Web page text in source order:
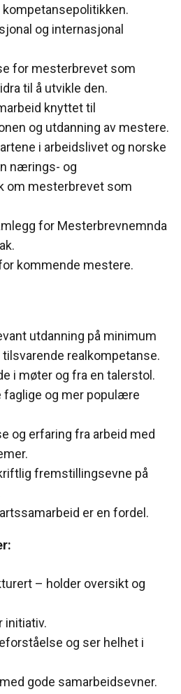
og internasjonal
for mesterbrevet som
til å utvikle den.
knyttet til
og utdanning av mestere.
i arbeidslivet og norske
nærings- og
om mesterbrevet som
for Mesterbrevnemnda
kommende mestere.
utdanning på minimum
realkompetanse.
i møter og fra en talerstol.
faglige og mer populære
og erfaring fra arbeid med
fremstillingsevne på
er en fordel.
– holder oversikt og
initiativ.
og ser helhet i
gode samarbeidsevner.